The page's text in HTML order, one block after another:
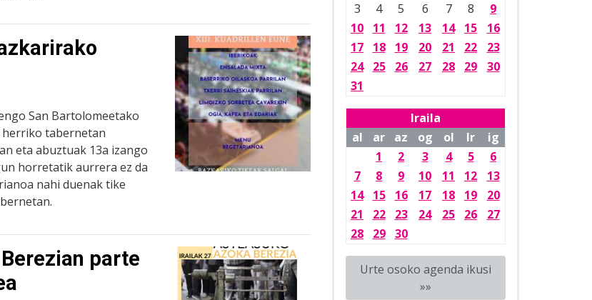
San Bartolomeetako
tabernetan
eta abuztuak 13a izango
horretatik aurrera ez da
nahi duenak tike
parte
3
4 5 6 7 8
9
10
11 12 13 14 15
16
17
18 19 20 21 22
23
24
25 26 27 28 29
30
31
Iraila
al
ar az og ol lr
ig
1
2 3 4 5
6
7
8 9 10 11 12
13
14
15 16 17 18 19
20
21
22 23 24 25 26
27
28
29 30
Urte osoko agenda ikusi
»»